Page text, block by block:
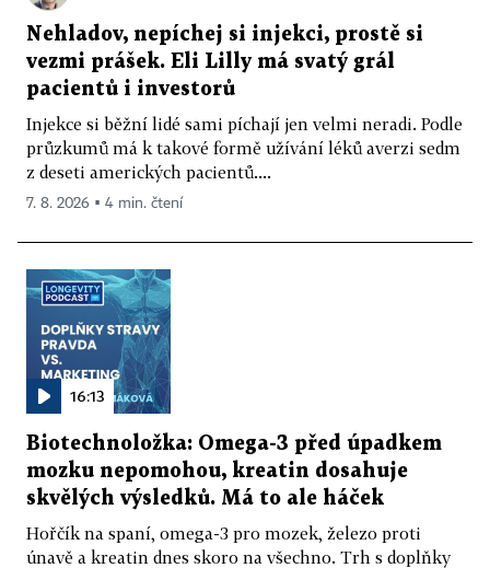
Nehladov, nepíchej si injekci, prostě si
vezmi prášek. Eli Lilly má svatý grál
pacientů i investorů
Injekce si běžní lidé sami píchají jen velmi neradi. Podle
průzkumů má k takové formě užívání léků averzi sedm
z deseti amerických pacientů....
7. 8. 2026 ▪ 4 min. čtení
16:13
Biotechnoložka: Omega-3 před úpadkem
mozku nepomohou, kreatin dosahuje
skvělých výsledků. Má to ale háček
Hořčík na spaní, omega-3 pro mozek, železo proti
únavě a kreatin dnes skoro na všechno. Trh s doplňky